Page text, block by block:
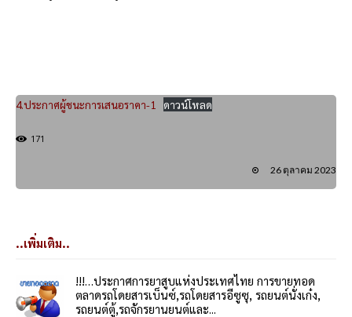
4.ประกาศผู้ชนะการเสนอราคา-1 ดาวน์โหลด
171
26 ตุลาคม 2023
..เพิ่มเติม..
!!!…ประกาศการยาสูบแห่งประเทศไทย การขายทอด
ตลาดรถโดยสารเบ็นซ์,รถโดยสารอีซูซุ, รถยนต์นั่งเก๋ง,
รถยนต์ตู้,รถจักรยานยนต์และ...